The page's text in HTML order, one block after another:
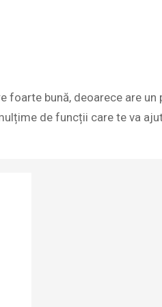
foarte bună, deoarece are un
de funcții care te va